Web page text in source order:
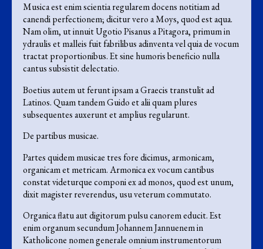
Musica est enim scientia regularem docens notitiam ad
canendi perfectionem; dicitur vero a Moys, quod est aqua.
Nam olim, ut innuit Ugotio Pisanus a Pitagora, primum in
ydraulis et malleis fuit fabrilibus adinventa vel quia de vocum
tractat proportionibus. Et sine humoris beneficio nulla
cantus subsistit delectatio.
Boetius autem ut ferunt ipsam a Graecis transtulit ad
Latinos. Quam tandem Guido et alii quam plures
subsequentes auxerunt et amplius regularunt.
De partibus musicae.
Partes quidem musicae tres fore dicimus, armonicam,
organicam et metricam. Armonica ex vocum cantibus
constat videturque componi ex ad monos, quod est unum,
dixit magister reverendus, usu veterum commutato.
Organica flatu aut digitorum pulsu canorem educit. Est
enim organum secundum Johannem Jannuenem in
Katholicone nomen generale omnium instrumentorum